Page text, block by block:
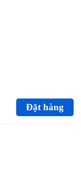
Đặt hàng